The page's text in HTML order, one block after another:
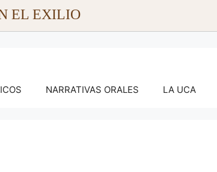
EL EXILIO
NARRATIVAS ORALES LA UCA